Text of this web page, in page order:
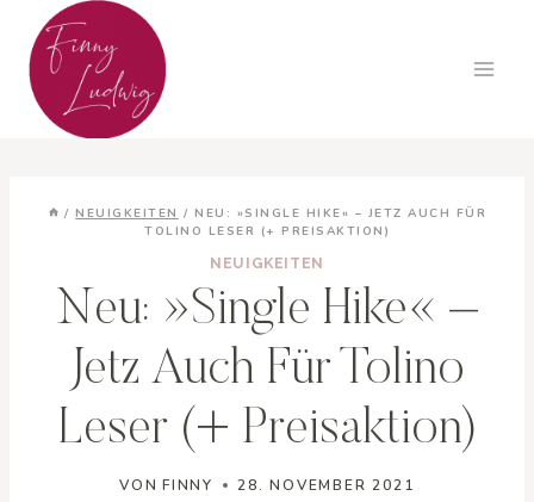
Inhalt
springen
/ NEUIGKEITEN / NEU: »SINGLE HIKE« – JETZ AUCH FÜR
TOLINO LESER (+ PREISAKTION)
NEUIGKEITEN
Neu: »Single Hike« –
Jetz Auch Für Tolino
Leser (+ Preisaktion)
VON FINNY 28. NOVEMBER 2021